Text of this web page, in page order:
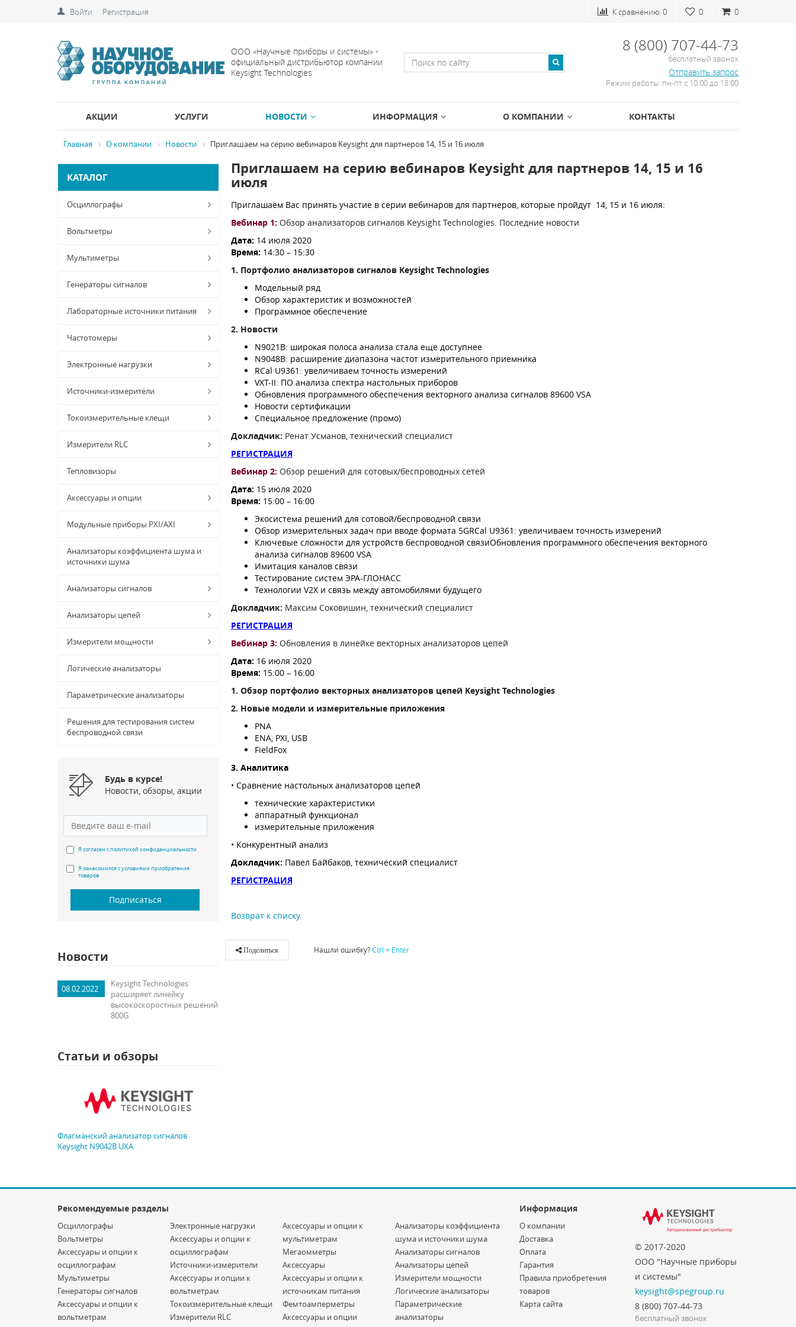
Войти Регистрация 0
0
К сравнению: 0
ООО «Научные приборы и системы» -
официальный дистрибьютор компании
Keysight Technologies
8 (800) 707-44-73
бесплатный звонок
Отправить запрос
Режим работы: пн-пт с 10:00 до 18:00
АКЦИИ УСЛУГИ НОВОСТИ ИНФОРМАЦИЯ О КОМПАНИИ КОНТАКТЫ
Главная О компании Новости Приглашаем на серию вебинаров Keysight для партнеров 14, 15 и 16 июля
КАТАЛОГ
Осциллографы
Вольтметры
Мультиметры
Генераторы сигналов
Лабораторные источники питания
Частотомеры
Электронные нагрузки
Источники-измерители
Токоизмерительные клещи
Измерители RLC
Тепловизоры
Аксессуары и опции
Модульные приборы PXI/AXI
Анализаторы коэффициента шума и
источники шума
Анализаторы сигналов
Анализаторы цепей
Измерители мощности
Логические анализаторы
Параметрические анализаторы
Решения для тестирования систем
беспроводной связи
Будь в курсе!
Новости, обзоры, акции
Я согласен с политикой конфиденциальности
Я ознакомился с условиями приобретения
товаров
Подписаться
Новости
08.02.2022
Keysight Technologies
расширяет линейку
высокоскоростных решений
800G
Статьи и обзоры
Флагманский анализатор сигналов
Keysight N9042B UXA
Приглашаем на серию вебинаров Keysight для партнеров 14, 15 и 16
июля
Приглашаем Вас принять участие в серии вебинаров для партнеров, которые пройдут 14, 15 и 16 июля:
Вебинар 1: Обзор анализаторов сигналов Keysight Technologies. Последние новости
Дата: 14 июля 2020
Время: 14:30 – 15:30
1. Портфолио анализаторов сигналов Keysight Technologies
Модельный ряд
Обзор характеристик и возможностей
Программное обеспечение
2. Новости
N9021B: широкая полоса анализа стала еще доступнее
N9048B: расширение диапазона частот измерительного приемника
RCal U9361: увеличиваем точность измерений
VXT-II: ПО анализа спектра настольных приборов
Обновления программного обеспечения векторного анализа сигналов 89600 VSA
Новости сертификации
Специальное предложение (промо)
Докладчик: Ренат Усманов, технический специалист
РЕГИСТРАЦИЯ
Вебинар 2: Обзор решений для сотовых/беспроводных сетей
Дата: 15 июля 2020
Время: 15:00 – 16:00
Экосистема решений для сотовой/беспроводной связи
Обзор измерительных задач при вводе формата 5GRCal U9361: увеличиваем точность измерений
Ключевые сложности для устройств беспроводной связиОбновления программного обеспечения векторного
анализа сигналов 89600 VSA
Имитация каналов связи
Тестирование систем ЭРА-ГЛОНАСС
Технологии V2X и связь между автомобилями будущего
Докладчик: Максим Соковишин, технический специалист
РЕГИСТРАЦИЯ
Вебинар 3: Обновления в линейке векторных анализаторов цепей
Дата: 16 июля 2020
Время: 15:00 – 16:00
1. Обзор портфолио векторных анализаторов цепей Keysight Technologies
2. Новые модели и измерительные приложения
PNA
ENA, PXI, USB
FieldFox
3. Аналитика
• Сравнение настольных анализаторов цепей
технические характеристики
аппаратный функционал
измерительные приложения
• Конкурентный анализ
Докладчик: Павел Байбаков, технический специалист
РЕГИСТРАЦИЯ
Возврат к списку
Поделиться Нашли ошибку?Ctrl + Enter
Рекомендуемые разделы Информация
© 2017-2020
ООО "Научные приборы
и системы"
keysight@spegroup.ru
8 (800) 707-44-73
бесплатный звонок
Осциллографы
Вольтметры
Аксессуары и опции к
осциллографам
Мультиметры
Генераторы сигналов
Аксессуары и опции к
вольтметрам
Электронные нагрузки
Аксессуары и опции к
осциллографам
Источники-измерители
Аксессуары и опции к
вольтметрам
Токоизмерительные клещи
Измерители RLC
Аксессуары и опции к
мультиметрам
Мегаомметры
Аксессуары
Аксессуары и опции к
источникам питания
Фемтоамперметры
Аксессуары и опции
Анализаторы коэффициента
шума и источники шума
Анализаторы сигналов
Анализаторы цепей
Измерители мощности
Логические анализаторы
Параметрические
анализаторы
О компании
Доставка
Оплата
Гарантия
Правила приобретения
товаров
Карта сайта